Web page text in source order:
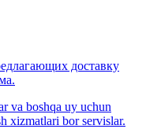
доставку
va boshqa uy uchun
xizmatlari bor servislar.